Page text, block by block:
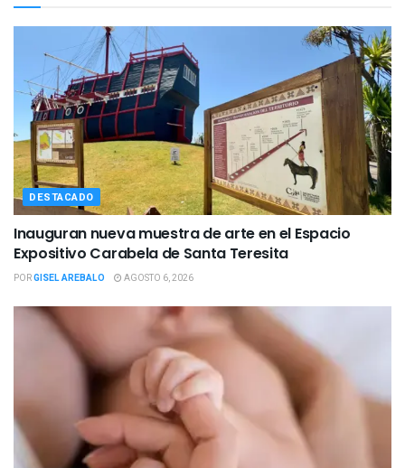
DESTACADO
Inauguran nueva muestra de arte en el Espacio
Expositivo Carabela de Santa Teresita
PORGISEL AREBALO AGOSTO 6, 2026